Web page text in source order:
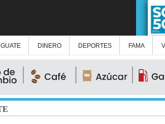
GUATE DINERO DEPORTES FAMA